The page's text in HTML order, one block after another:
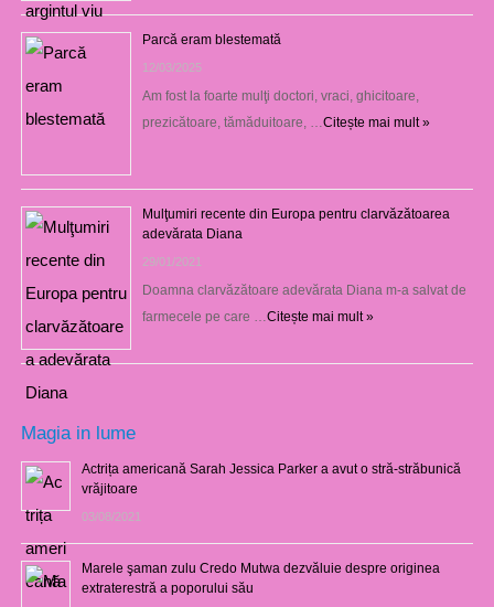
Parcă eram blestemată
12/03/2025
Am fost la foarte mulţi doctori, vraci, ghicitoare,
prezicătoare, tămăduitoare, … Citește mai mult »
Mulţumiri recente din Europa pentru clarvăzătoarea
adevărata Diana
29/01/2021
Doamna clarvăzătoare adevărata Diana m-a salvat de
farmecele pe care … Citește mai mult »
Magia in lume
Actrița americană Sarah Jessica Parker a avut o stră-străbunică
vrăjitoare
03/08/2021
Marele şaman zulu Credo Mutwa dezvăluie despre originea
extraterestră a poporului său